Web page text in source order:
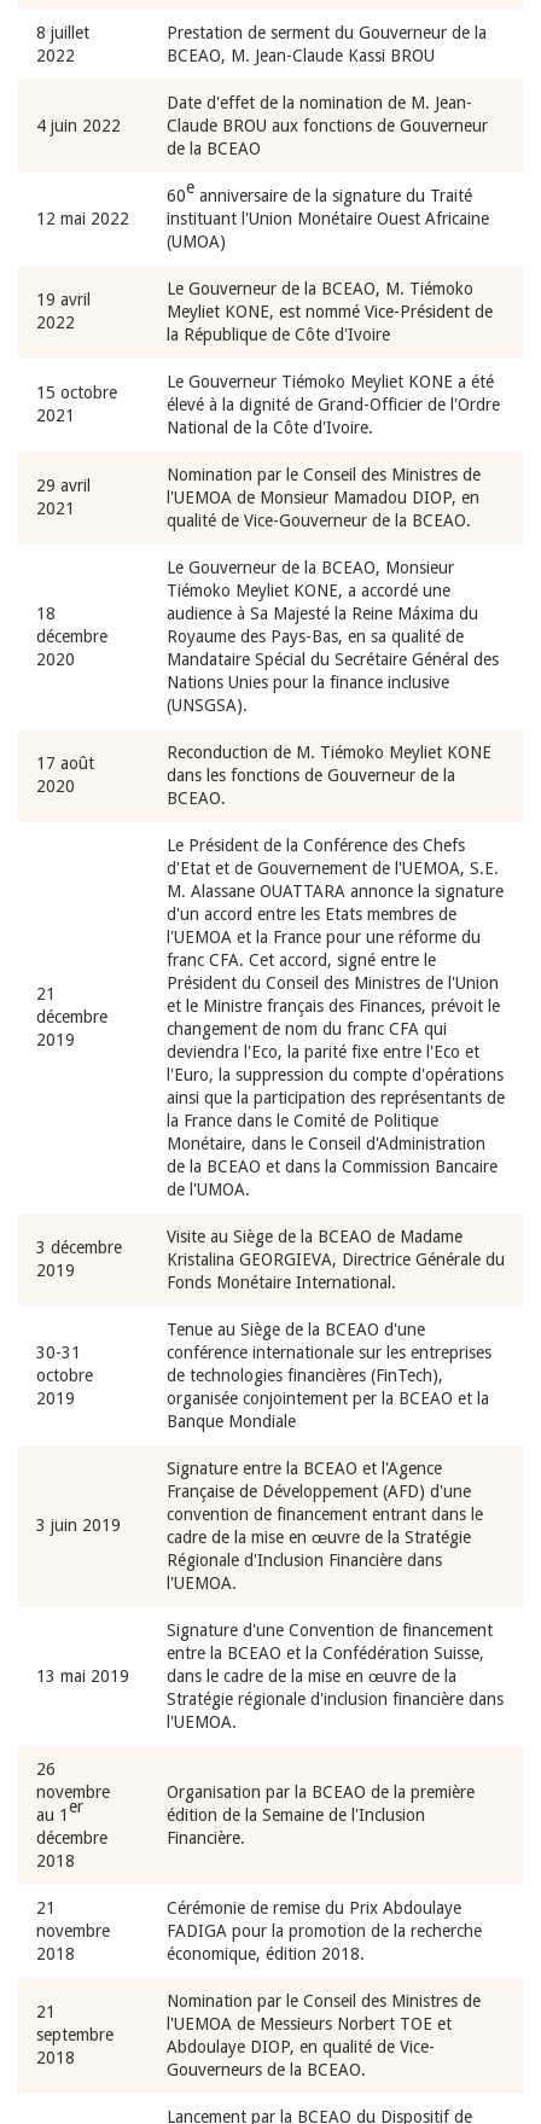
8 juillet
2022
Prestation de serment du Gouverneur de la
BCEAO, M. Jean-Claude Kassi BROU
4 juin 2022
Date d'effet de la nomination de M. Jean-
Claude BROU aux fonctions de Gouverneur
de la BCEAO
12 mai 2022
60e anniversaire de la signature du Traité
instituant l'Union Monétaire Ouest Africaine
(UMOA)
19 avril
2022
Le Gouverneur de la BCEAO, M. Tiémoko
Meyliet KONE, est nommé Vice-Président de
la République de Côte d'Ivoire
15 octobre
2021
Le Gouverneur Tiémoko Meyliet KONE a été
élevé à la dignité de Grand-Officier de l'Ordre
National de la Côte d'Ivoire.
29 avril
2021
Nomination par le Conseil des Ministres de
l'UEMOA de Monsieur Mamadou DIOP, en
qualité de Vice-Gouverneur de la BCEAO.
18
décembre
2020
Le Gouverneur de la BCEAO, Monsieur
Tiémoko Meyliet KONE, a accordé une
audience à Sa Majesté la Reine Máxima du
Royaume des Pays-Bas, en sa qualité de
Mandataire Spécial du Secrétaire Général des
Nations Unies pour la finance inclusive
(UNSGSA).
17 août
2020
Reconduction de M. Tiémoko Meyliet KONE
dans les fonctions de Gouverneur de la
BCEAO.
21
décembre
2019
Le Président de la Conférence des Chefs
d'Etat et de Gouvernement de l'UEMOA, S.E.
M. Alassane OUATTARA annonce la signature
d'un accord entre les Etats membres de
l'UEMOA et la France pour une réforme du
franc CFA. Cet accord, signé entre le
Président du Conseil des Ministres de l'Union
et le Ministre français des Finances, prévoit le
changement de nom du franc CFA qui
deviendra l'Eco, la parité fixe entre l'Eco et
l'Euro, la suppression du compte d'opérations
ainsi que la participation des représentants de
la France dans le Comité de Politique
Monétaire, dans le Conseil d'Administration
de la BCEAO et dans la Commission Bancaire
de l'UMOA.
3 décembre
2019
Visite au Siège de la BCEAO de Madame
Kristalina GEORGIEVA, Directrice Générale du
Fonds Monétaire International.
30-31
octobre
2019
Tenue au Siège de la BCEAO d'une
conférence internationale sur les entreprises
de technologies financières (FinTech),
organisée conjointement per la BCEAO et la
Banque Mondiale
3 juin 2019
Signature entre la BCEAO et l'Agence
Française de Développement (AFD) d'une
convention de financement entrant dans le
cadre de la mise en œuvre de la Stratégie
Régionale d'Inclusion Financière dans
l'UEMOA.
13 mai 2019
Signature d'une Convention de financement
entre la BCEAO et la Confédération Suisse,
dans le cadre de la mise en œuvre de la
Stratégie régionale d'inclusion financière dans
l'UEMOA.
26
novembre
au 1er
décembre
2018
Organisation par la BCEAO de la première
édition de la Semaine de l'Inclusion
Financière.
21
novembre
2018
Cérémonie de remise du Prix Abdoulaye
FADIGA pour la promotion de la recherche
économique, édition 2018.
21
septembre
2018
Nomination par le Conseil des Ministres de
l'UEMOA de Messieurs Norbert TOE et
Abdoulaye DIOP, en qualité de Vice-
Gouverneurs de la BCEAO.
Lancement par la BCEAO du Dispositif de